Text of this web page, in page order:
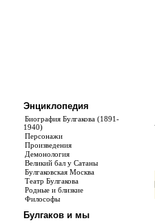
Энциклопедия
Биография Булгакова (1891-
1940)
Персонажи
Произведения
Демонология
Великий бал у Сатаны
Булгаковская Москва
Театр Булгакова
Родные и близкие
Философы
Булгаков и мы